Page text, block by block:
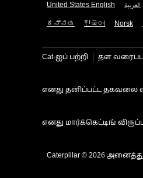
United States English العربية
ಕನ್ನಡ 한국어 Norsk
Cat-ஐப் பற்றி தள
எனது தனிப்பட்ட
எனது மார்க்கெட்டிங்
Caterpillar © 2026